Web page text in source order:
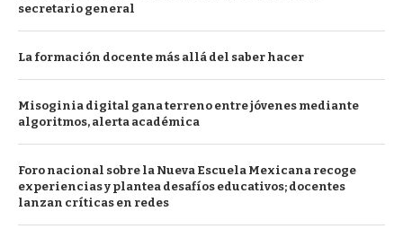
secretario general
La formación docente más allá del saber hacer
Misoginia digital gana terreno entre jóvenes mediante
algoritmos, alerta académica
Foro nacional sobre la Nueva Escuela Mexicana recoge
experiencias y plantea desafíos educativos; docentes
lanzan críticas en redes